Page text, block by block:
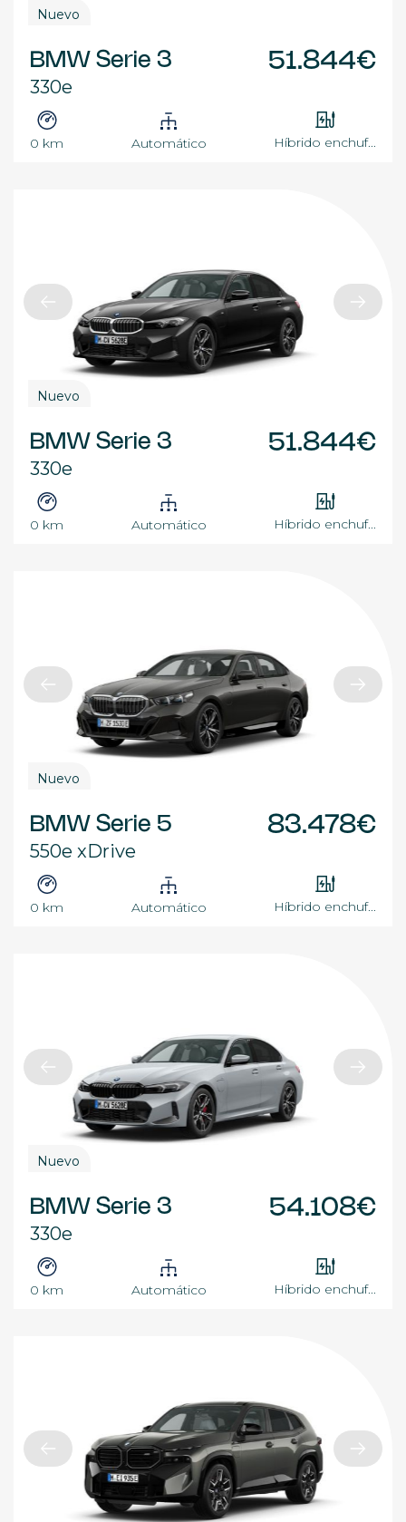
Nuevo
BMW Serie 3
330e
51.844€
0 km Automático Híbrido enchuf...
Nuevo
BMW Serie 3
330e
51.844€
0 km Automático Híbrido enchuf...
Nuevo
BMW Serie 5
550e xDrive
83.478€
0 km Automático Híbrido enchuf...
Nuevo
BMW Serie 3
330e
54.108€
0 km Automático Híbrido enchuf...